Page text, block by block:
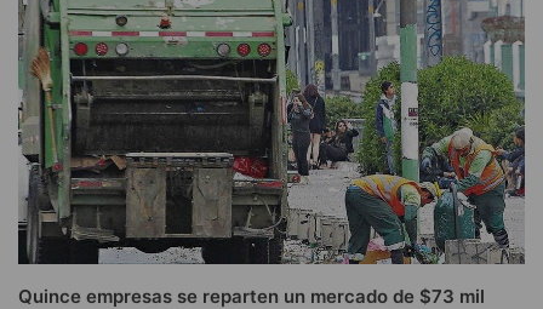
Quince empresas se reparten un mercado de $73 mil